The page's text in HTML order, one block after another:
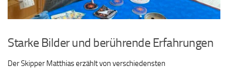
Starke Bilder und berührende Erfahrungen
Der Skipper Matthias erzählt von verschiedensten